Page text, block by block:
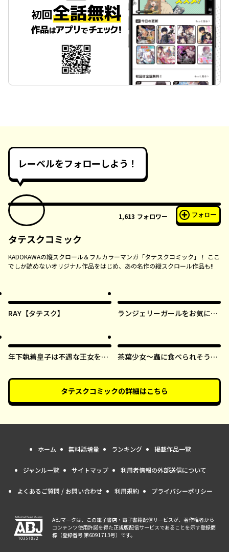
レーベルをフォローしよう！
1,613 フォロワー フォロー
タテスクコミック
KADOKAWAの縦スクロール＆フルカラーマンガ「タテスクコミック」！ ここ
でしか読めないオリジナル作品をはじめ、あの名作の縦スクロール作品も!!
RAY【タテスク】
ランジェリーガールをお気に召
年下執着皇子は不遇な王女を愛
茶葉少女～蟲に食べられそうに
した！～【タテスク】
タテスクコミックの詳細はこちら
ホーム 無料話増量 ランキング 掲載作品一覧
ジャンル一覧 サイトマップ 利用者情報の外部送信について
よくあるご質問 / お問い合わせ 利用規約 プライバシーポリシー
ABJマークは、この電子書店・電子書籍配信サービスが、著作権者から
コンテンツ使用許諾を得た正規版配信サービスであることを示す登録商
標（登録番号 第6091713号）です。